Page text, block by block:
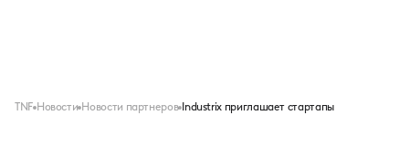
TNF Новости Новости партнеров Industrix приглашает стартапы